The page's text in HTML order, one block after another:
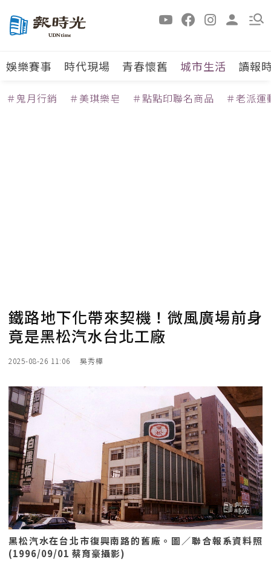
娛樂賽事 時代現場 青春懷舊 城市生活 讀報
＃鬼月行銷 ＃美琪樂皂 ＃點點印聯名商品 ＃老派運
鐵路地下化帶來契機！微風廣場前身
竟是黑松汽水台北工廠
2025-08-26 11:06 吳秀樺
黑松汽水在台北市復興南路的舊廠。圖／聯合報系資料照
(1996/09/01 蔡育豪攝影)